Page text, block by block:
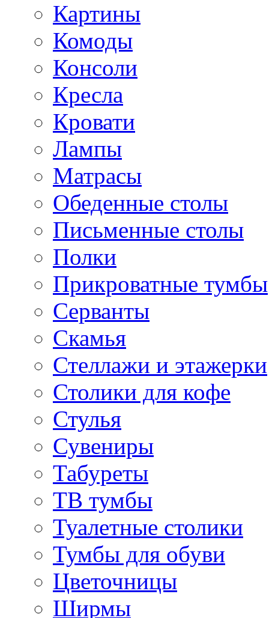
Картины
Комоды
Консоли
Кресла
Кровати
Лампы
Матрасы
Обеденные столы
Письменные столы
Полки
Прикроватные тумбы
Серванты
Скамья
Стеллажи и этажерки
Столики для кофе
Стулья
Сувениры
Табуреты
ТВ тумбы
Туалетные столики
Тумбы для обуви
Цветочницы
Ширмы